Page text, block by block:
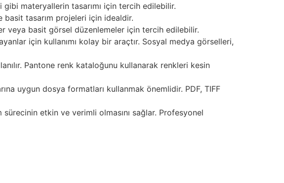
gibi materyallerin tasarımı için tercih edilebilir.
basit tasarım projeleri için idealdir.
veya basit görsel düzenlemeler için tercih edilebilir.
için kullanımı kolay bir araçtır. Sosyal medya görselleri,
Pantone renk kataloğunu kullanarak renkleri kesin
uygun dosya formatları kullanmak önemlidir. PDF, TIFF
etkin ve verimli olmasını sağlar. Profesyonel